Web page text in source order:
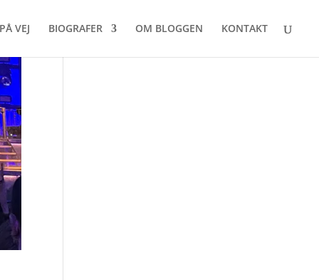
VEJ BIOGRAFER OM BLOGGEN KONTAKT